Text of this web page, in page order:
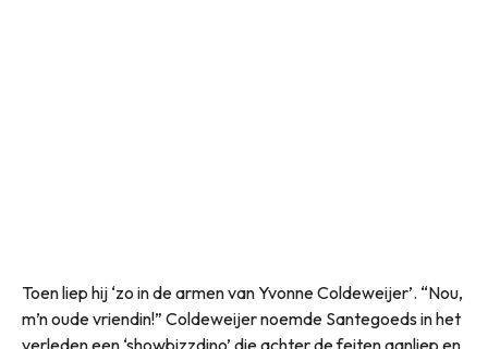
Toen liep hij ‘zo in de armen van Yvonne Coldeweijer’. “Nou,
m’n oude vriendin!” Coldeweijer noemde Santegoeds in het